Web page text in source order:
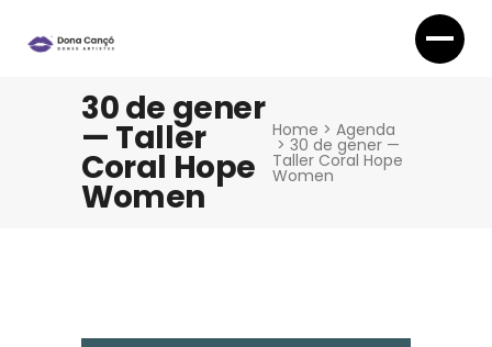
30 de gener
— Taller
Coral Hope
Women
Home > Agenda
> 30 de gener —
Taller Coral Hope
Women